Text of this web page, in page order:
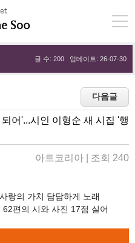
글 수: 200 업데이트: 26-07-30
어'...시인 이형순 새 시집 '행
아트코리아 | 조회 240
랑의 가치 담담하게 노래
편의 시와 사진 17점 실어